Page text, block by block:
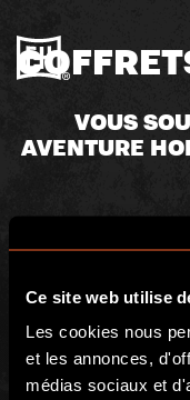
Ce site web utilise
Les cookies nous
et les annonces,
médias sociaux et
VOUS
AVENTURE